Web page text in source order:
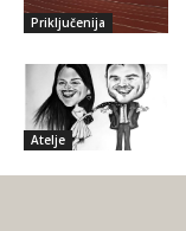
Priključenija
Atelje